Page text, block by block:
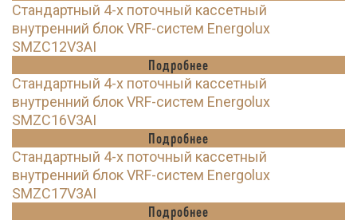
Стандартный 4-х поточный кассетный
внутренний блок VRF-систем Energolux
SMZC12V3AI
Подробнее
Стандартный 4-х поточный кассетный
внутренний блок VRF-систем Energolux
SMZC16V3AI
Подробнее
Стандартный 4-х поточный кассетный
внутренний блок VRF-систем Energolux
SMZC17V3AI
Подробнее